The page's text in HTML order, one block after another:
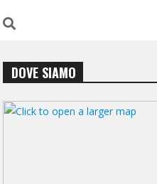
DOVE SIAMO